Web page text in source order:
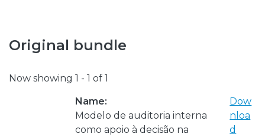
Original bundle
Now showing 1 - 1 of 1
Name:
Modelo de auditoria interna
como apoio à decisão na
Dow
nloa
d